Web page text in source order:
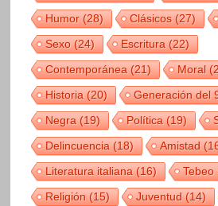
Humor(28) Clásicos(27)
Sexo(24) Escritura(22)
Contemporánea(21) Moral
Historia(20) Generación del
Negra(19) Política(19)
Delincuencia(18) Amistad
Literatura italiana(16) Tebeo
Religión(15) Juventud(14)